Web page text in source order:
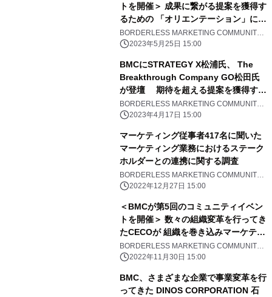
トを開催＞ 成果に繋がる提案を獲得す
るための 「オリエンテーション」につ
いてディスカッション
BORDERLESS MARKETING COMMUNITY
事務局
2023年5月25日 15:00
BMCにSTRATEGY X松浦氏、 The
Breakthrough Company GO松田氏
が登壇 期待を超える提案を獲得する
ための 「最強のオリエン」 ＜
5/17(水)19時～オンライン開催＞
BORDERLESS MARKETING COMMUNITY
事務局
2023年4月17日 15:00
マーケティング従事者417名に聞いた
マーケティング業務におけるステーク
ホルダーとの連携に関する調査
BORDERLESS MARKETING COMMUNITY
事務局
2022年12月27日 15:00
＜BMCが第5回のコミュニティイベン
トを開催＞ 数々の組織変革を行ってき
たCECOが 組織を巻き込みマーケティ
ングを成功に導くノウハウを解説
BORDERLESS MARKETING COMMUNITY
事務局
2022年11月30日 15:00
BMC、さまざまな企業で事業変革を行
ってきた DINOS CORPORATION 石